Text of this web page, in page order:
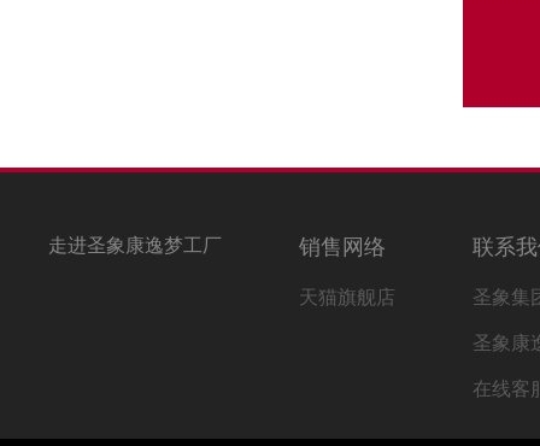
走进圣象康逸梦工厂 销售网络
天猫旗舰店
联系
圣象集
圣象康
在线客